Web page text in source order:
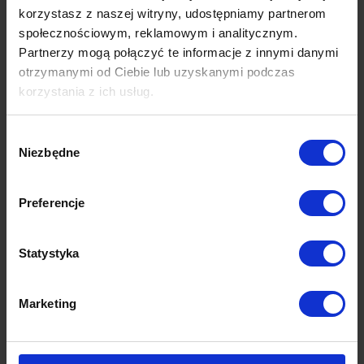
korzystasz z naszej witryny, udostępniamy partnerom
społecznościowym, reklamowym i analitycznym.
Partnerzy mogą połączyć te informacje z innymi danymi
otrzymanymi od Ciebie lub uzyskanymi podczas
korzystania z ich usług.
Polityki Prywatności Google
zgody
Niezbędne
Preferencje
Statystyka
Marketing